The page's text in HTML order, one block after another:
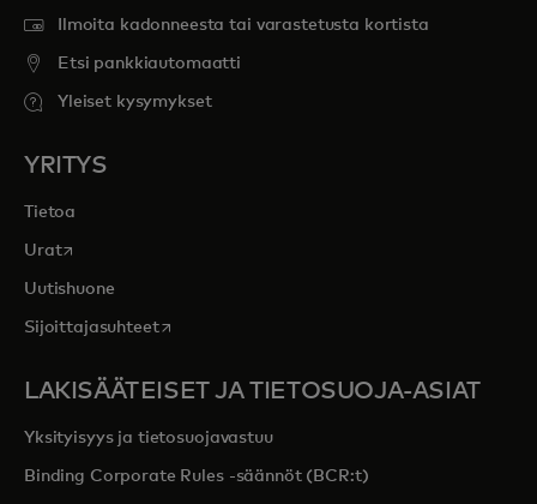
Ilmoita kadonneesta tai varastetusta kortista
Etsi pankkiautomaatti
Yleiset kysymykset
YRITYS
Tietoa
Uratopens in a new tab
Uutishuone
Sijoittajasuhteetopens in a new tab
LAKISÄÄTEISET JA TIETOSUOJA-ASIAT
Yksityisyys ja tietosuojavastuu
Binding Corporate Rules -säännöt (BCR:t)